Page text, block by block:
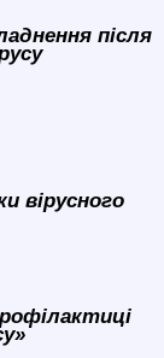
після
вірусного